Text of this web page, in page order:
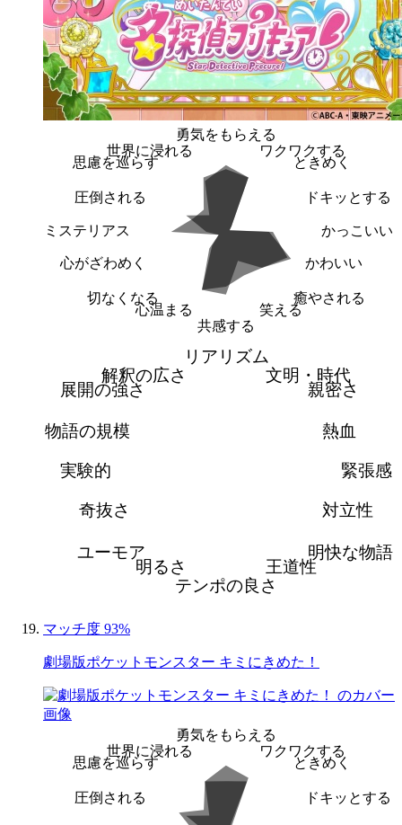
勇気をもらえる
ワクワクする
ときめく
ドキッとする
かっこいい
かわいい
癒やされる
笑える
共感する
心温まる
切なくなる
心がざわめく
ミステリアス
圧倒される
思慮を巡らす
世界に浸れる
リアリズム
文明・時代
親密さ
熱血
緊張感
対立性
明快な物語
王道性
テンポの良さ
明るさ
ユーモア
奇抜さ
実験的
物語の規模
展開の強さ
解釈の広さ
マッチ度 93%
劇場版ポケットモンスター キミにきめた！
勇気をもらえる
ワクワクする
ときめく
ドキッとする
圧倒される
思慮を巡らす
世界に浸れる